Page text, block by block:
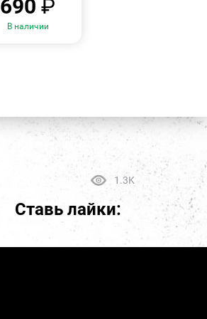
690₽
В наличии
1.3K
Ставь лайки: